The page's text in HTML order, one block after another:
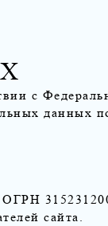
с
данных
сайта.